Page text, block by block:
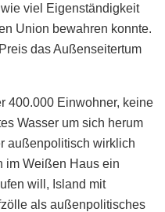
viel Eigenständigkeit
Union bewahren konnte.
das Außenseitertum
400.000 Einwohner, keine
Wasser um sich herum
außenpolitisch wirklich
im Weißen Haus ein
will, Island mit
als außenpolitisches